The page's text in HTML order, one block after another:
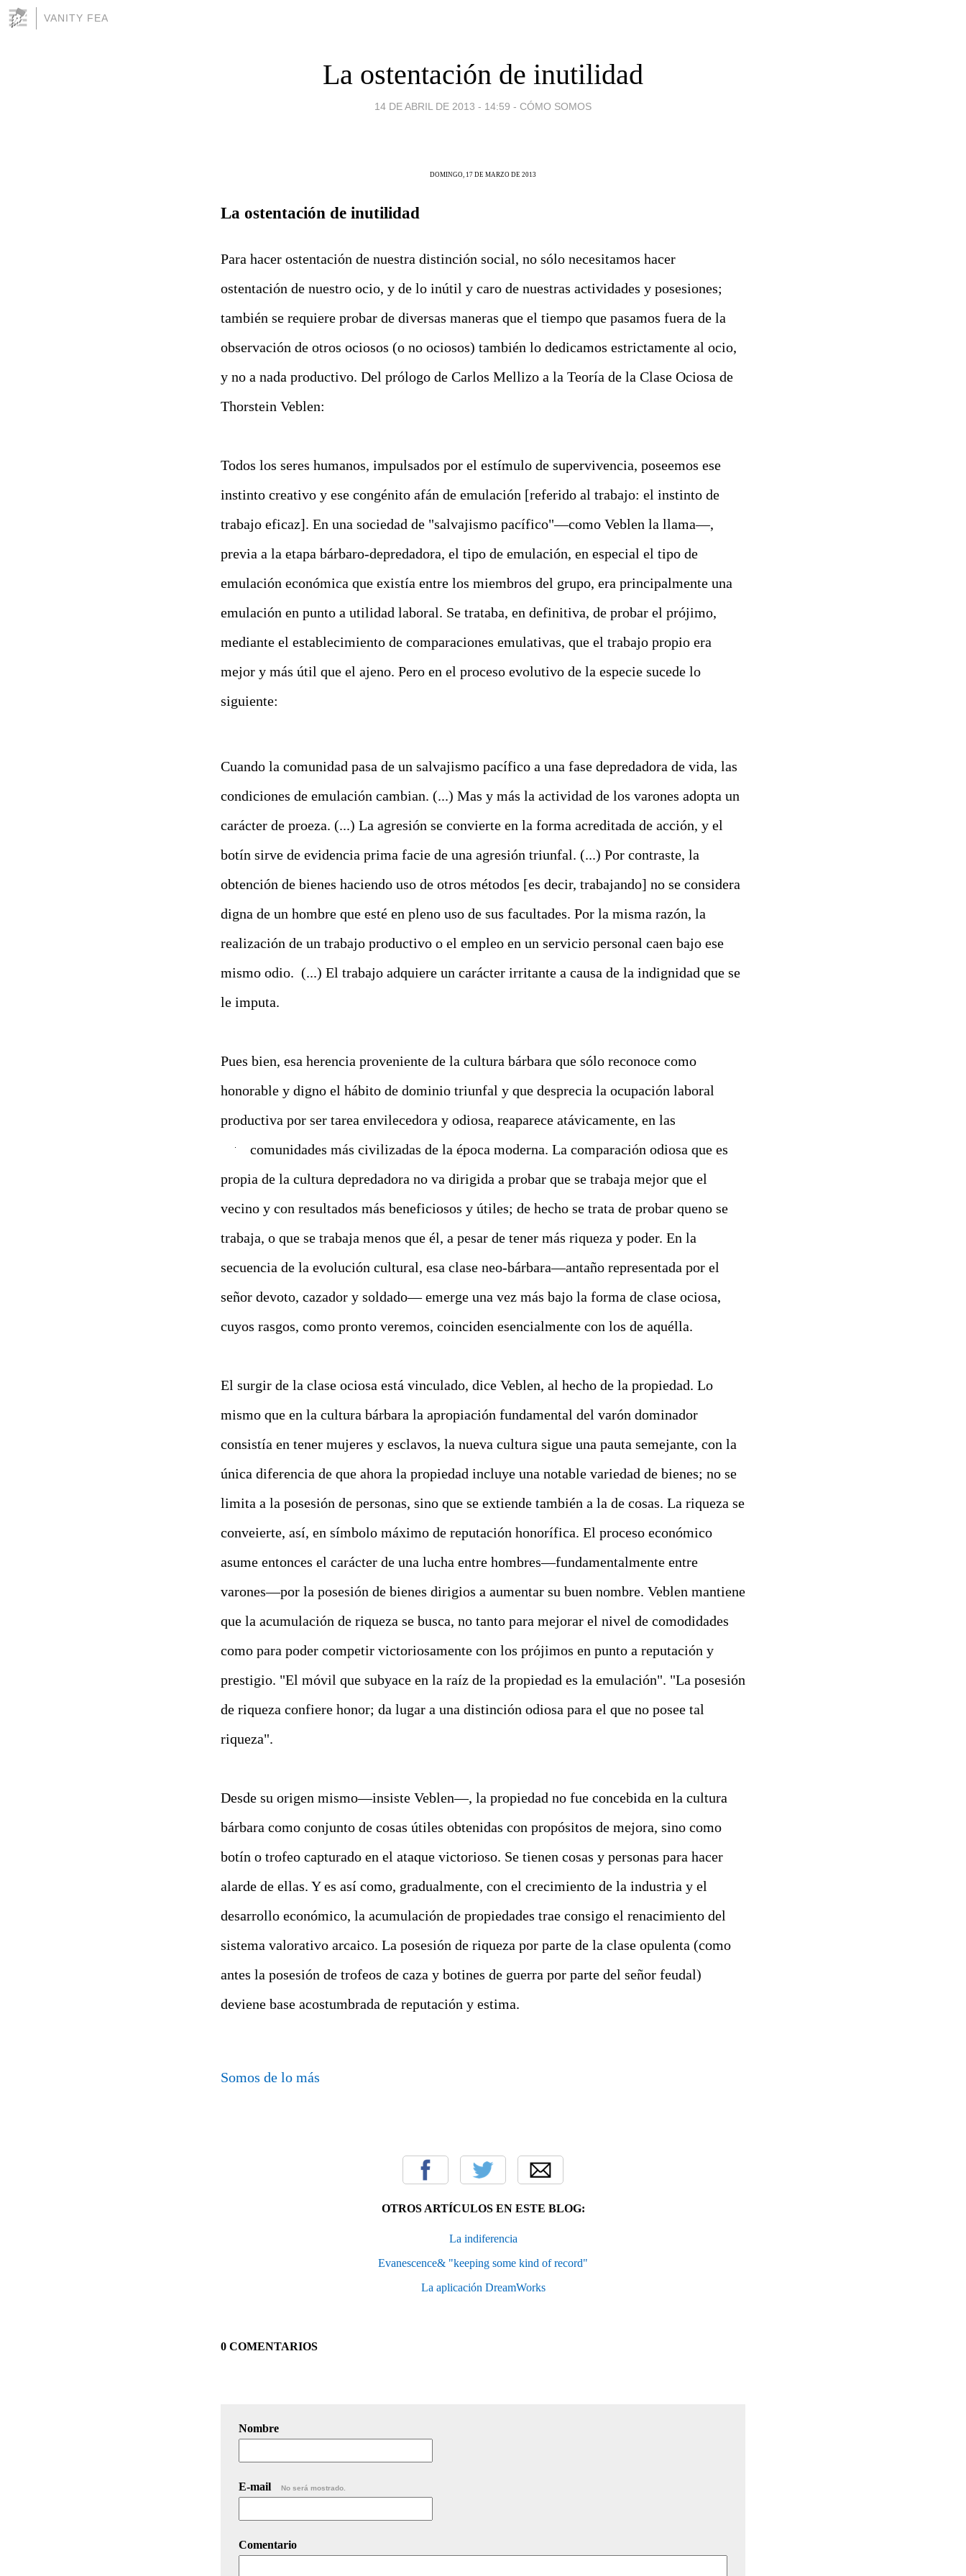
VANITY FEA
La ostentación de inutilidad
14 DE ABRIL DE 2013 - 14:59 - CÓMO SOMOS
DOMINGO, 17 DE MARZO DE 2013
La ostentación de inutilidad
Para hacer ostentación de nuestra distinción social, no sólo necesitamos hacer
ostentación de nuestro ocio, y de lo inútil y caro de nuestras actividades y posesiones;
también se requiere probar de diversas maneras que el tiempo que pasamos fuera de la
observación de otros ociosos (o no ociosos) también lo dedicamos estrictamente al ocio,
y no a nada productivo. Del prólogo de Carlos Mellizo a la Teoría de la Clase Ociosa de
Thorstein Veblen:
Todos los seres humanos, impulsados por el estímulo de supervivencia, poseemos ese
instinto creativo y ese congénito afán de emulación [referido al trabajo: el instinto de
trabajo eficaz]. En una sociedad de "salvajismo pacífico"—como Veblen la llama—,
previa a la etapa bárbaro-depredadora, el tipo de emulación, en especial el tipo de
emulación económica que existía entre los miembros del grupo, era principalmente una
emulación en punto a utilidad laboral. Se trataba, en definitiva, de probar el prójimo,
mediante el establecimiento de comparaciones emulativas, que el trabajo propio era
mejor y más útil que el ajeno. Pero en el proceso evolutivo de la especie sucede lo
siguiente:
Cuando la comunidad pasa de un salvajismo pacífico a una fase depredadora de vida, las
condiciones de emulación cambian. (...) Mas y más la actividad de los varones adopta un
carácter de proeza. (...) La agresión se convierte en la forma acreditada de acción, y el
botín sirve de evidencia prima facie de una agresión triunfal. (...) Por contraste, la
obtención de bienes haciendo uso de otros métodos [es decir, trabajando] no se considera
digna de un hombre que esté en pleno uso de sus facultades. Por la misma razón, la
realización de un trabajo productivo o el empleo en un servicio personal caen bajo ese
mismo odio. (...) El trabajo adquiere un carácter irritante a causa de la indignidad que se
le imputa.
Pues bien, esa herencia proveniente de la cultura bárbara que sólo reconoce como
honorable y digno el hábito de dominio triunfal y que desprecia la ocupación laboral
productiva por ser tarea envilecedora y odiosa, reaparece atávicamente, en las
comunidades más civilizadas de la época moderna. La comparación odiosa que es
propia de la cultura depredadora no va dirigida a probar que se trabaja mejor que el
vecino y con resultados más beneficiosos y útiles; de hecho se trata de probar queno se
trabaja, o que se trabaja menos que él, a pesar de tener más riqueza y poder. En la
secuencia de la evolución cultural, esa clase neo-bárbara—antaño representada por el
señor devoto, cazador y soldado— emerge una vez más bajo la forma de clase ociosa,
cuyos rasgos, como pronto veremos, coinciden esencialmente con los de aquélla.
El surgir de la clase ociosa está vinculado, dice Veblen, al hecho de la propiedad. Lo
mismo que en la cultura bárbara la apropiación fundamental del varón dominador
consistía en tener mujeres y esclavos, la nueva cultura sigue una pauta semejante, con la
única diferencia de que ahora la propiedad incluye una notable variedad de bienes; no se
limita a la posesión de personas, sino que se extiende también a la de cosas. La riqueza se
conveierte, así, en símbolo máximo de reputación honorífica. El proceso económico
asume entonces el carácter de una lucha entre hombres—fundamentalmente entre
varones—por la posesión de bienes dirigios a aumentar su buen nombre. Veblen mantiene
que la acumulación de riqueza se busca, no tanto para mejorar el nivel de comodidades
como para poder competir victoriosamente con los prójimos en punto a reputación y
prestigio. "El móvil que subyace en la raíz de la propiedad es la emulación". "La posesión
de riqueza confiere honor; da lugar a una distinción odiosa para el que no posee tal
riqueza".
Desde su origen mismo—insiste Veblen—, la propiedad no fue concebida en la cultura
bárbara como conjunto de cosas útiles obtenidas con propósitos de mejora, sino como
botín o trofeo capturado en el ataque victorioso. Se tienen cosas y personas para hacer
alarde de ellas. Y es así como, gradualmente, con el crecimiento de la industria y el
desarrollo económico, la acumulación de propiedades trae consigo el renacimiento del
sistema valorativo arcaico. La posesión de riqueza por parte de la clase opulenta (como
antes la posesión de trofeos de caza y botines de guerra por parte del señor feudal)
deviene base acostumbrada de reputación y estima.
Somos de lo más
OTROS ARTÍCULOS EN ESTE BLOG:
La indiferencia
Evanescence& "keeping some kind of record"
La aplicación DreamWorks
0 COMENTARIOS
Nombre
E-mail No será mostrado.
Comentario